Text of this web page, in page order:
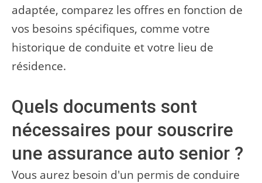
adaptée, comparez les offres en fonction de
vos besoins spécifiques, comme votre
historique de conduite et votre lieu de
résidence.
Quels documents sont
nécessaires pour souscrire
une assurance auto senior ?
Vous aurez besoin d'un permis de conduire